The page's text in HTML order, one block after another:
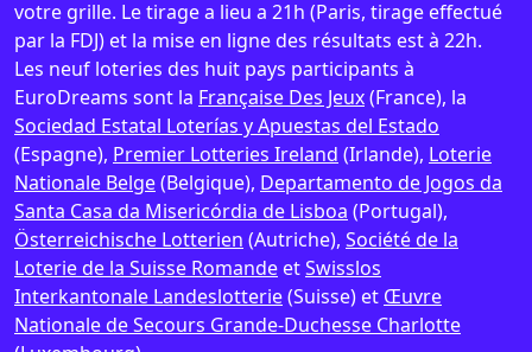
votre grille. Le tirage a lieu a 21h (Paris, tirage effectué
par la FDJ) et la mise en ligne des résultats est à 22h.
Les neuf loteries des huit pays participants à
EuroDreams sont la Française Des Jeux(France), la
Sociedad Estatal Loterías y Apuestas del Estado
(Espagne), Premier Lotteries Ireland (Irlande), Loterie
Nationale Belge(Belgique), Departamento de Jogos da
Santa Casa da Misericórdia de Lisboa (Portugal),
Österreichische Lotterien (Autriche), Société de la
Loterie de la Suisse Romande etSwisslos
Interkantonale Landeslotterie(Suisse) et Œuvre
Nationale de Secours Grande-Duchesse Charlotte